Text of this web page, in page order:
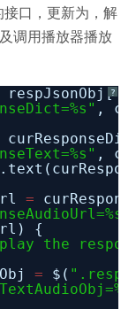
口，更新为，解
调用播放器播放
?
respJsonObj[
,
,
=
{
play the
= $(